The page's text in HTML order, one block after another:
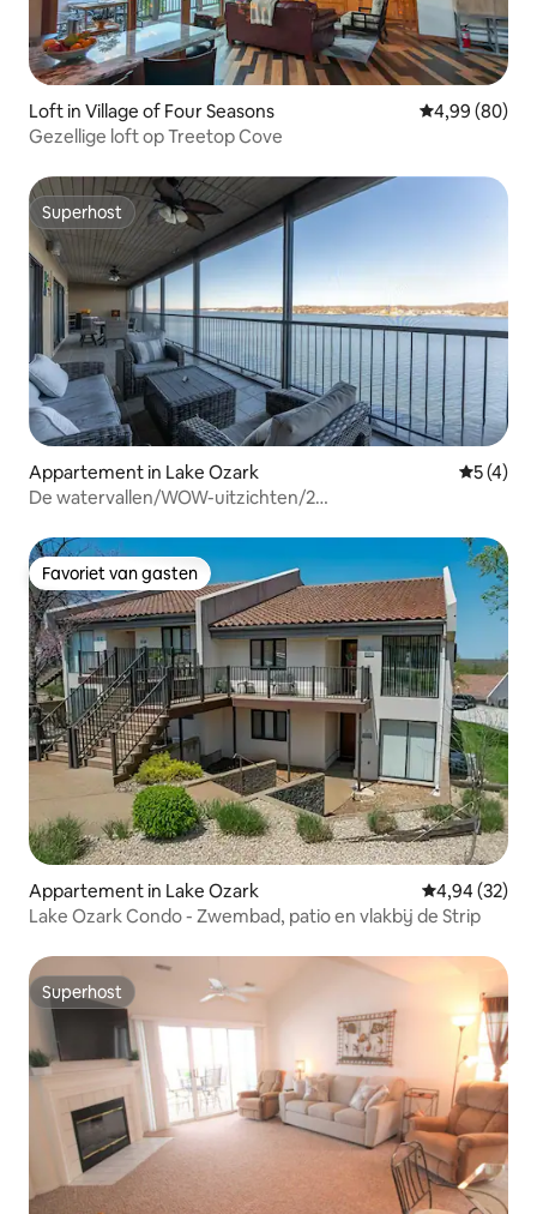
Loft in Village of Four Seasons Gemiddelde
4,99 (80)
Gezellige loft op Treetop Cove
Superhost
Superhost
Appartement in Lake Ozark
5 (4)
De watervallen/WOW-uitzichten/2
Favoriet van gasten
Favoriet van gasten
Appartement in Lake Ozark Gemiddelde
4,94 (32)
Lake Ozark Condo - Zwembad, patio en vlakbij de Strip
Superhost
Superhost